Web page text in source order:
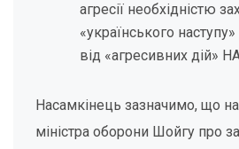
агресії необхідністю
«українського наступу»
від «агресивних дій»
Насамкінець зазначимо, що
міністра оборони Шойгу про